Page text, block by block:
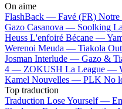
On aime
FlashBack — Favé (FR)
Gazo Casanova — Soolking
Heuss L'enfoiré Bécane —
Werenoi Meuda — Tiakola
Josman Interlude — Gazo &
4 — ZOKUSH La League —
Kamel Nouvelles — PLK No
Top traduction
Traduction Lose Yourself —